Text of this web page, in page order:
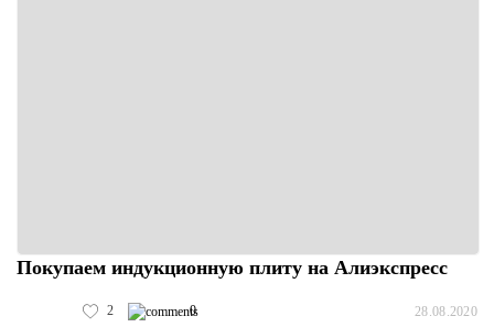
Покупаем индукционную плиту на Алиэкспресс
2 0 28.08.2020